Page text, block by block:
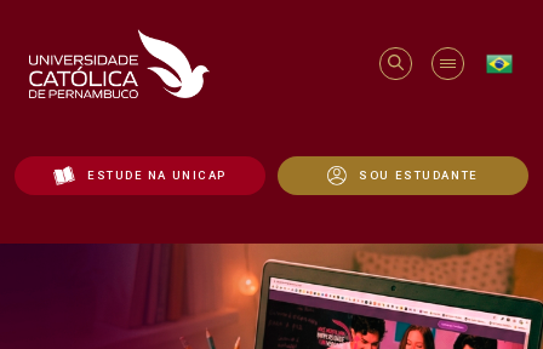
ESTUDE NA UNICAP SOU ESTUDANTE